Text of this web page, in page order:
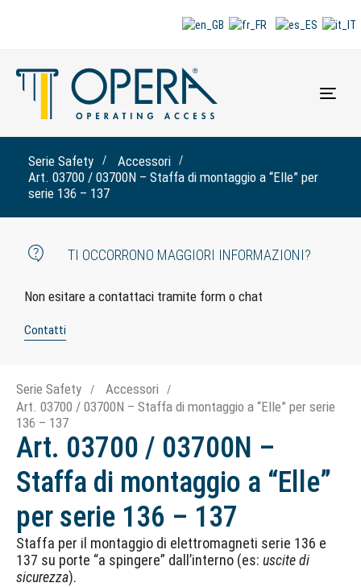
Serie Safety
Accessori
Art. 03700 / 03700N – Staffa di montaggio a “Elle” per
serie 136 – 137
TI OCCORRONO MAGGIORI INFORMAZIONI?
Non esitare a contattaci tramite form o chat
Contatti
Serie Safety
Accessori
Art. 03700 / 03700N – Staffa di montaggio a “Elle” per serie
136 – 137
Art. 03700 / 03700N –
Staffa di montaggio a “Elle”
per serie 136 – 137
Staffa per il montaggio di elettromagneti serie 136 e
137 su porte “a spingere” dall’interno (es: uscite di
sicurezza).